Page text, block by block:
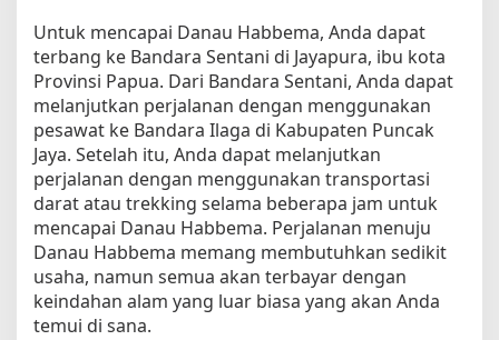
Untuk mencapai Danau Habbema, Anda dapat
terbang ke Bandara Sentani di Jayapura, ibu kota
Provinsi Papua. Dari Bandara Sentani, Anda dapat
melanjutkan perjalanan dengan menggunakan
pesawat ke Bandara Ilaga di Kabupaten Puncak
Jaya. Setelah itu, Anda dapat melanjutkan
perjalanan dengan menggunakan transportasi
darat atau trekking selama beberapa jam untuk
mencapai Danau Habbema. Perjalanan menuju
Danau Habbema memang membutuhkan sedikit
usaha, namun semua akan terbayar dengan
keindahan alam yang luar biasa yang akan Anda
temui di sana.